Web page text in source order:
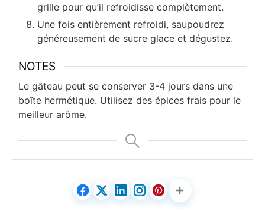
grille pour qu’il refroidisse complètement.
Une fois entièrement refroidi, saupoudrez
généreusement de sucre glace et dégustez.
NOTES
Le gâteau peut se conserver 3-4 jours dans une
boîte hermétique. Utilisez des épices frais pour le
meilleur arôme.